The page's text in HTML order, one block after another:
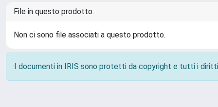
File in questo prodotto:
Non ci sono file associati a questo prodotto.
I documenti in IRIS sono protetti da copyright e tutti i